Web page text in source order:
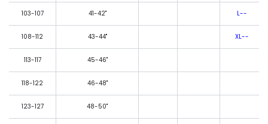
103-107 41-42" L--
108-112 43-44" XL--
113-117 45-46"
118-122 46-48"
123-127 48-50"